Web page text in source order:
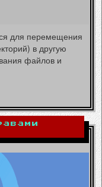
для перемещения
в другую
файлов и